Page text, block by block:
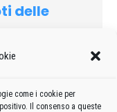
come i cookie per
Il consenso a queste
delle
prima
dell’ex Patto